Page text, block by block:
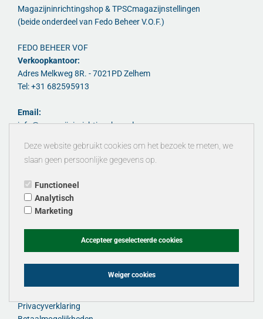
Magazijninrichtingshop & TPSCmagazijnstellingen
(beide onderdeel van Fedo Beheer V.O.F.)
FEDO BEHEER VOF
Verkoopkantoor:
Adres Melkweg 8R. - 7021PD Zelhem
Tel: +31 682595913
Email:
info@magazijninrichtingshop.nl
Website:
www.magazijninrichtingshop.nl
KvK 30176217
Voorwaarden & info:
Het ondernemingssucces (K.I.S.S)
Fedo beheer VOF officieel importeur/dealer van ....
Levertijd - locaties - typevrachtwagen - lossen - moment
Privacyverklaring
Deze website gebruikt cookies om het bezoek te meten, we
slaan geen persoonlijke gegevens op.
Functioneel
Analytisch
Marketing
Accepteer geselecteerde cookies
Weiger cookies